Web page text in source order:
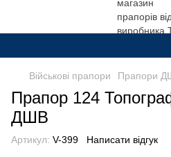
Військові прапори Прапори
Прапор 124
ДШВ
Артикул: V-399 Написати відгук